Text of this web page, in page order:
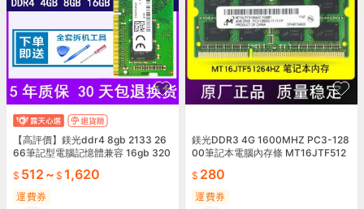
【高評價】鎂光ddr4 8gb 2133 26
66筆記型電腦記憶體兼容 16gb 320
512 ~ 1,620
運費券
鎂光DDR3 4G 1600MHZ PC3-128
00筆記本電腦內存條 MT16JTF512
280
運費券